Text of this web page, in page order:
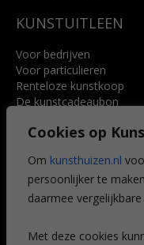
Cookies op
Om kunsthuizen.nl
persoonlijker te
daarmee
Met deze cookies
KUNSTUITLEEN
Voor bedrijven
Voor particulieren
Renteloze kunstkoop
De kunstcadeaubon
Voordelen
Veelgestelde vragen
CONTACT